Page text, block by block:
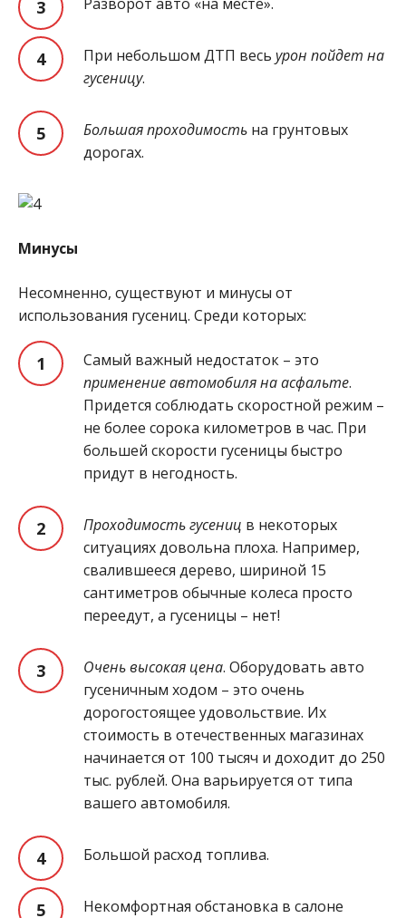
При небольшом ДТП весь урон пойдет на
гусеницу.
Большая проходимость на грунтовых
дорогах.
Минусы
Несомненно, существуют и минусы от
использования гусениц. Среди которых:
Самый важный недостаток – это
применение автомобиля на асфальте.
Придется соблюдать скоростной режим –
не более сорока километров в час. При
большей скорости гусеницы быстро
придут в негодность.
Проходимость гусениц в некоторых
ситуациях довольна плоха. Например,
свалившееся дерево, шириной 15
сантиметров обычные колеса просто
переедут, а гусеницы – нет!
Очень высокая цена. Оборудовать авто
гусеничным ходом – это очень
дорогостоящее удовольствие. Их
стоимость в отечественных магазинах
начинается от 100 тысяч и доходит до 250
тыс. рублей. Она варьируется от типа
вашего автомобиля.
Большой расход топлива.
Некомфортная обстановка в салоне